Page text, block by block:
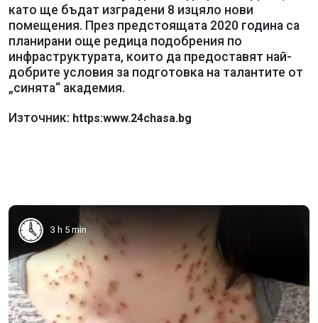
като ще бъдат изградени 8 изцяло нови
помещения. През предстоящата 2020 година са
планирани още редица подобрения по
инфраструктурата, които да предоставят най-
добрите условия за подготовка на талантите от
„синята“ академия.
Източник: https:www.24chasa.bg
3 h 5 min